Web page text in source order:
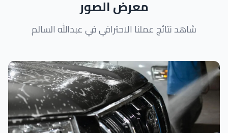
معرض الصور
شاهد نتائج عملنا الاحترافي في عبدالله السالم